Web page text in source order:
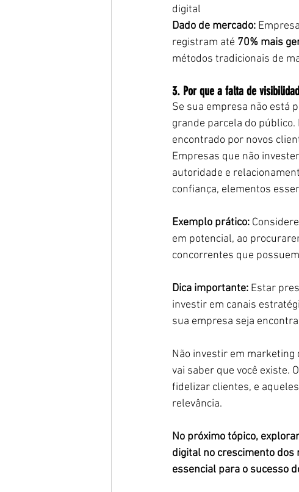
digital
Dado de mercado:
registram até 70% mais
métodos tradicionais de
3. Por que a falta de
Se sua empresa não está
grande parcela do
encontrado por novos
Empresas que não
autoridade e
confiança, elementos
Exemplo prático:
em potencial, ao
concorrentes que
Dica importante: Estar
investir em canais
sua empresa seja
Não investir em marketing
vai saber que você existe.
fidelizar clientes, e
relevância.
No próximo tópico,
digital no crescimento dos
essencial para o sucesso